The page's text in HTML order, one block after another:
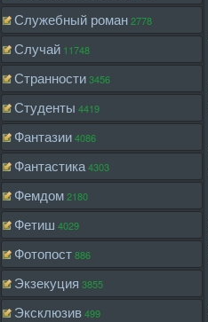
Служебный роман2778
Случай 11748
Странности3456
Студенты 4419
Фантазии4086
Фантастика4303
Фемдом2180
Фетиш 4029
Фотопост886
Экзекуция 3855
Эксклюзив499